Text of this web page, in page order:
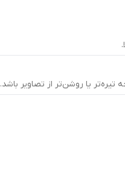
یا روشن‌تر از تصاویر باشد.